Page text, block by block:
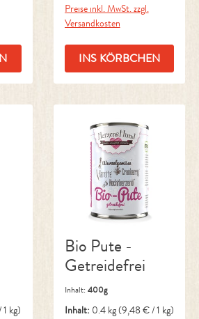
Preise inkl. MwSt. zzgl.
Versandkosten
INS KÖRBCHEN
kg)
Bio Pute -
Getreidefrei
Inhalt: 400g
Inhalt: 0.4 kg(9,48 € / 1 kg)